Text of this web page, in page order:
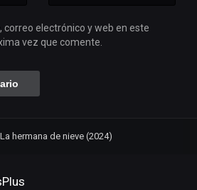
correo electrónico y web en este
vez que comente.
La hermana de nieve (2024)